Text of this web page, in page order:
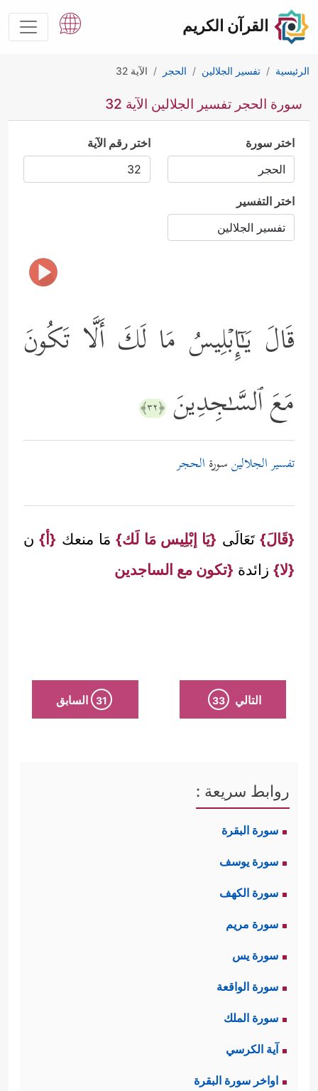
القرآن الكريم
الرئيسية تفسير الجلالين الحجر الآية 32
سورة الحجر تفسير الجلالين الآية 32
اختر سورة اختر رقم الآية
اختر التفسير
قَالَ یَـٰۤإِبۡلِیسُ مَا لَكَ أَلَّا تَكُونَ
مَعَ ٱلسَّـٰجِدِینَ ﴿٣٢﴾
تفسير الجلالينسورة الحجر
{قَالَ}تَعَالَى {يَا إبْلِيس مَا لَك}مَا منعك {أ}ن
{لا} زائدة {تكون مع الساجدين
التالي 33
31 السابق
روابط سريعة :
سورة البقرة
سورة يوسف
سورة الكهف
سورة مريم
سورة يس
سورة الواقعة
سورة الملك
آية الكرسي
اواخر سورة البقرة